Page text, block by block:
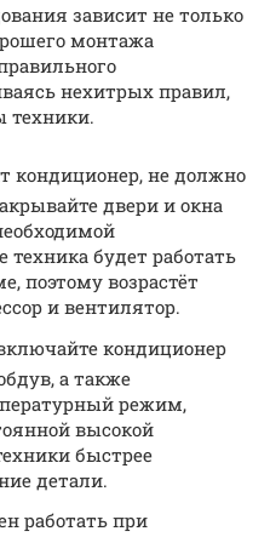
зависит не только
монтажа
нехитрых правил,
техники.
кондиционер, не должно
двери и окна
будет работать
поэтому возрастёт
и вентилятор.
кондиционер
а также
режим,
высокой
быстрее
детали.
работать при